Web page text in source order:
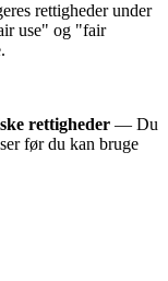
rettigheder under
use" og "fair
rettigheder — Du
før du kan bruge